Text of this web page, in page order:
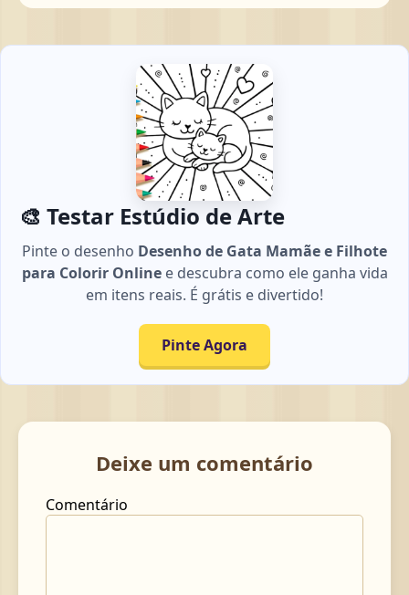
🎨 Testar Estúdio de Arte
Pinte o desenho Desenho de Gata Mamãe e Filhote
para Colorir Onlinee descubra como ele ganha vida
em itens reais. É grátis e divertido!
Pinte Agora
Deixe um comentário
Comentário